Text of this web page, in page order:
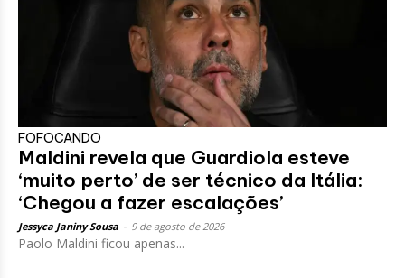
FOFOCANDO
Maldini revela que Guardiola esteve
‘muito perto’ de ser técnico da Itália:
‘Chegou a fazer escalações’
Jessyca Janiny Sousa 9 de agosto de 2026
Paolo Maldini ficou apenas...